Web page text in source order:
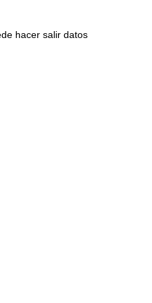
hacer salir datos